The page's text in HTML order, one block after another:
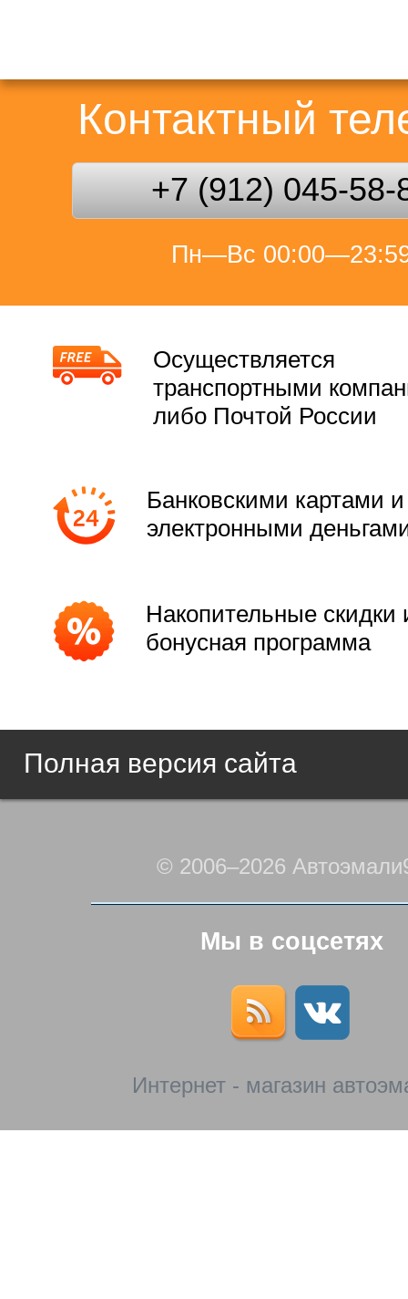
Контактный
+7 (912) 045-58-
Пн—Вс
Осуществляется
транспортными
либо Почтой России
Банковскими картами и
электронными
Накопительные скидки
бонусная программа
Полная версия сайта
© 2006–2026
Мы в соцсетях
Интернет - магазин